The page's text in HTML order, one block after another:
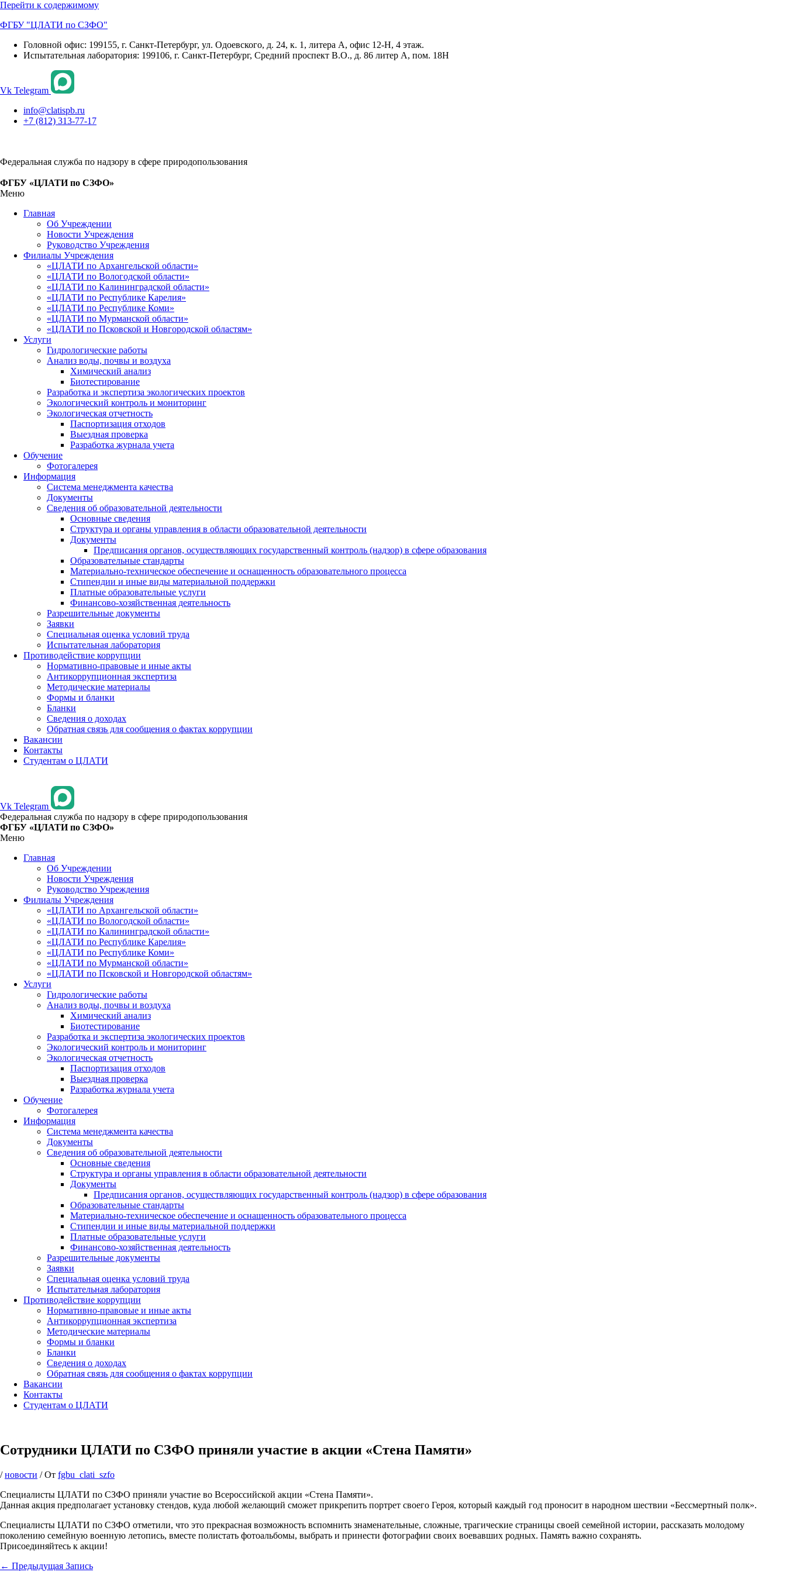
Перейти к содержимому
ФГБУ "ЦЛАТИ по СЗФО"
Головной офис: 199155, г. Санкт-Петербург, ул. Одоевского, д. 24, к. 1, литера А, офис 12-Н, 4 этаж.
Испытательная лаборатория: 199106, г. Санкт-Петербург, Средний проспект В.О., д. 86 литер А, пом. 18Н
Vk Telegram
info@clatispb.ru
+7 (812) 313-77-17
Федеральная служба по надзору в сфере природопользования
ФГБУ «ЦЛАТИ по СЗФО»
Меню
Главная
Об Учреждении
Новости Учреждения
Руководство Учреждения
Филиалы Учреждения
«ЦЛАТИ по Архангельской области»
«ЦЛАТИ по Вологодской области»
«ЦЛАТИ по Калининградской области»
«ЦЛАТИ по Республике Карелия»
«ЦЛАТИ по Республике Коми»
«ЦЛАТИ по Мурманской области»
«ЦЛАТИ по Псковской и Новгородской областям»
Услуги
Гидрологические работы
Анализ воды, почвы и воздуха
Химический анализ
Биотестирование
Разработка и экспертиза экологических проектов
Экологический контроль и мониторинг
Экологическая отчетность
Паспортизация отходов
Выездная проверка
Разработка журнала учета
Обучение
Фотогалерея
Информация
Система менеджмента качества
Документы
Сведения об образовательной деятельности
Основные сведения
Структура и органы управления в области образовательной деятельности
Документы
Предписания органов, осуществляющих государственный контроль (надзор) в сфере образования
Образовательные стандарты
Материально-техническое обеспечение и оснащенность образовательного процесса
Стипендии и иные виды материальной поддержки
Платные образовательные услуги
Финансово-хозяйственная деятельность
Разрешительные документы
Заявки
Специальная оценка условий труда
Испытательная лаборатория
Противодействие коррупции
Нормативно-правовые и иные акты
Антикоррупционная экспертиза
Методические материалы
Формы и бланки
Бланки
Сведения о доходах
Обратная связь для сообщения о фактах коррупции
Вакансии
Контакты
Студентам о ЦЛАТИ
Vk Telegram
Федеральная служба по надзору в сфере природопользования
ФГБУ «ЦЛАТИ по СЗФО»
Меню
Главная
Об Учреждении
Новости Учреждения
Руководство Учреждения
Филиалы Учреждения
«ЦЛАТИ по Архангельской области»
«ЦЛАТИ по Вологодской области»
«ЦЛАТИ по Калининградской области»
«ЦЛАТИ по Республике Карелия»
«ЦЛАТИ по Республике Коми»
«ЦЛАТИ по Мурманской области»
«ЦЛАТИ по Псковской и Новгородской областям»
Услуги
Гидрологические работы
Анализ воды, почвы и воздуха
Химический анализ
Биотестирование
Разработка и экспертиза экологических проектов
Экологический контроль и мониторинг
Экологическая отчетность
Паспортизация отходов
Выездная проверка
Разработка журнала учета
Обучение
Фотогалерея
Информация
Система менеджмента качества
Документы
Сведения об образовательной деятельности
Основные сведения
Структура и органы управления в области образовательной деятельности
Документы
Предписания органов, осуществляющих государственный контроль (надзор) в сфере образования
Образовательные стандарты
Материально-техническое обеспечение и оснащенность образовательного процесса
Стипендии и иные виды материальной поддержки
Платные образовательные услуги
Финансово-хозяйственная деятельность
Разрешительные документы
Заявки
Специальная оценка условий труда
Испытательная лаборатория
Противодействие коррупции
Нормативно-правовые и иные акты
Антикоррупционная экспертиза
Методические материалы
Формы и бланки
Бланки
Сведения о доходах
Обратная связь для сообщения о фактах коррупции
Вакансии
Контакты
Студентам о ЦЛАТИ
Сотрудники ЦЛАТИ по СЗФО приняли участие в акции «Стена Памяти»
/новости / От fgbu_clati_szfo
Специалисты ЦЛАТИ по СЗФО приняли участие во Всероссийской акции «Стена Памяти».
Данная акция предполагает установку стендов, куда любой желающий сможет прикрепить портрет своего Героя, который каждый год проносит в народном шествии «Бессмертный полк».
Специалисты ЦЛАТИ по СЗФО отметили, что это прекрасная возможность вспомнить знаменательные, сложные, трагические страницы своей семейной истории, рассказать молодому
поколению семейную военную летопись, вместе полистать фотоальбомы, выбрать и принести фотографии своих воевавших родных. Память важно сохранять.
Присоединяйтесь к акции!
← Предыдущая Запись